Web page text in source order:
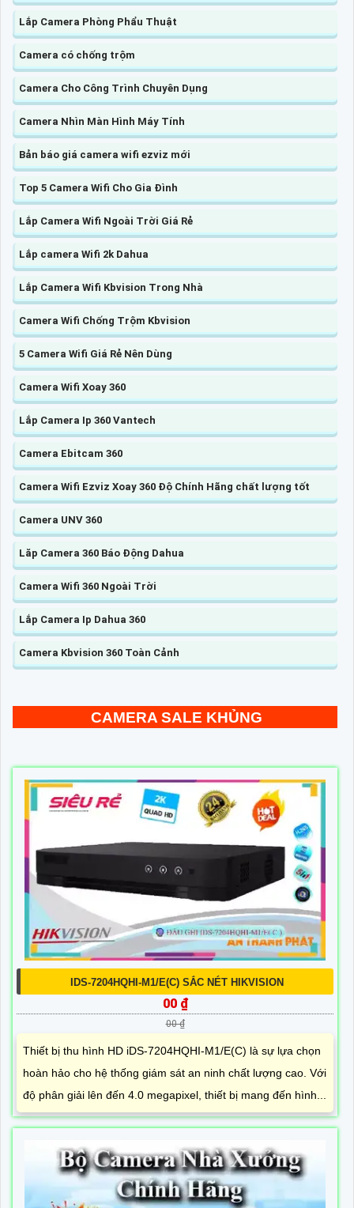
Lắp Camera Phòng Phẩu Thuật
Camera có chống trộm
Camera Cho Công Trình Chuyên Dụng
Camera Nhìn Màn Hình Máy Tính
Bản báo giá camera wifi ezviz mới
Top 5 Camera Wifi Cho Gia Đình
Lắp Camera Wifi Ngoài Trời Giá Rẻ
Lắp camera Wifi 2k Dahua
Lắp Camera Wifi Kbvision Trong Nhà
Camera Wifi Chống Trộm Kbvision
5 Camera Wifi Giá Rẻ Nên Dùng
Camera Wifi Xoay 360
Lắp Camera Ip 360 Vantech
Camera Ebitcam 360
Camera Wifi Ezviz Xoay 360 Độ Chính Hãng chất lượng tốt
Camera UNV 360
Lăp Camera 360 Báo Động Dahua
Camera Wifi 360 Ngoài Trời
Lắp Camera Ip Dahua 360
Camera Kbvision 360 Toàn Cảnh
CAMERA SALE KHỦNG
IDS-7204HQHI-M1/E(C) SẮC NÉT HIKVISION
00 ₫
00 ₫
Thiết bị thu hình HD iDS-7204HQHI-M1/E(C) là sự lựa chọn
hoàn hảo cho hệ thống giám sát an ninh chất lượng cao. Với
độ phân giải lên đến 4.0 megapixel, thiết bị mang đến hình...